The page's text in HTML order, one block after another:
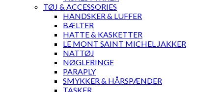
TØJ & ACCESSORIES
HANDSKER & LUFFER
BÆLTER
HATTE & KASKETTER
LE MONT SAINT MICHEL JAKKER
NATTØJ
NØGLERINGE
PARAPLY
SMYKKER & HÅRSPÆNDER
TASKER